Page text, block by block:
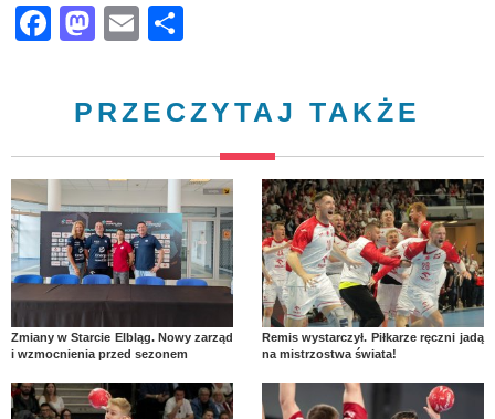
Facebook
Mastodon
Email
PRZECZYTAJ TAKŻE
Zmiany w Starcie Elbląg. Nowy zarząd
i wzmocnienia przed sezonem
Remis wystarczył. Piłkarze ręczni jadą
na mistrzostwa świata!